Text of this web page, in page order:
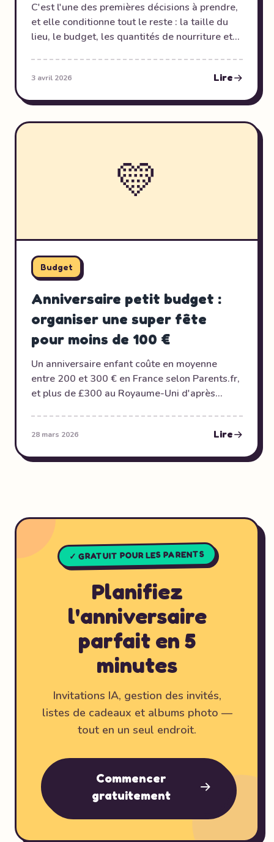
C'est l'une des premières décisions à prendre,
et elle conditionne tout le reste : la taille du
lieu, le budget, les quantités de nourriture et
nombreux et vous gérez seul(e) vingt bambins
3 avril 2026 Lire
💛
Budget
Anniversaire petit budget :
organiser une super fête
pour moins de 100 €
Un anniversaire enfant coûte en moyenne
entre 200 et 300 € en France selon Parents.fr,
et plus de £300 au Royaume-Uni d'après
disent pas : les enfants de moins de 10 ans se
28 mars 2026 Lire
✓ GRATUIT POUR LES PARENTS
Planifiez
l'anniversaire
parfait en 5
minutes
Invitations IA, gestion des invités,
listes de cadeaux et albums photo —
tout en un seul endroit.
Commencer
gratuitement